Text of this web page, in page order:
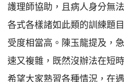
護理師協助，且病人身分無
各式各樣諸如此類的訓練題
受度相當高。陳玉龍提及，
速又複雜，既然沒辦法在短
希望大家熟習各種情況，在